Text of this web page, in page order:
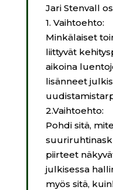
Jari Stenvall
1. Vaihtoehto:
Minkälaiset
liittyvät
aikoina
lisänneet
2.Vaihtoehto:
Pohdi sitä,
piirteet
julkisessa
myös sitä,